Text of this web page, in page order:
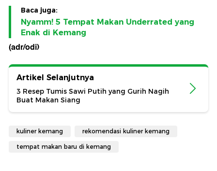
Baca juga:
Nyamm! 5 Tempat Makan Underrated yang
Enak di Kemang
(adr/odi)
Artikel Selanjutnya
3 Resep Tumis Sawi Putih yang Gurih Nagih
Buat Makan Siang
kuliner kemang rekomendasi kuliner kemang
tempat makan baru di kemang